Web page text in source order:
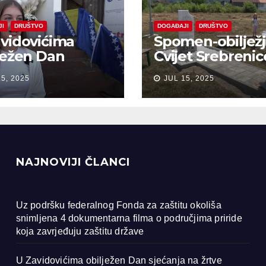
DRUŠTVO
Dan
na žrtve
u
2025
DOGAĐAJI DRUŠTVO
Spomen-
Cvijet
Bobarama
JUL 15, 2025
NAJNOVIJI ČLANCI
Uz podršku federalnog Fonda za zaštitu okoliša
snimljena 4 dokumentarna filma o područjima priride
koja zavrjeđuju zaštitu države
U Zavidovićima obilježen Dan sjećanja na žrtve